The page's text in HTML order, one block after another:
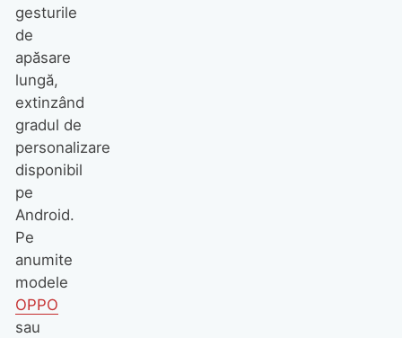
gesturile
de
apăsare
lungă,
extinzând
gradul de
personalizare
disponibil
pe
Android.
Pe
anumite
modele
OPPO
sau